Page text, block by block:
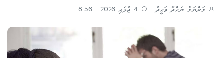
މަރްޔަމް ނަހްދާ ވަޙީދު